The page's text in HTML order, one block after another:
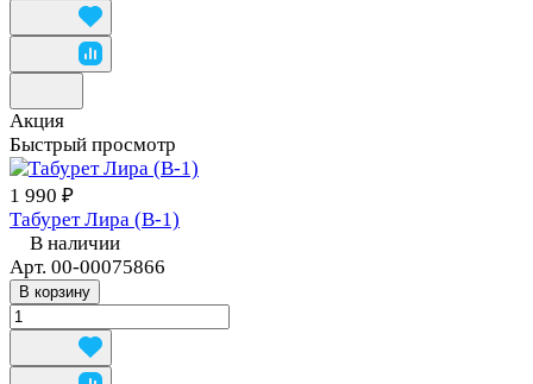
Акция
Быстрый просмотр
1 990 ₽
Табурет Лира (В-1)
В наличии
Арт. 00-00075866
В корзину